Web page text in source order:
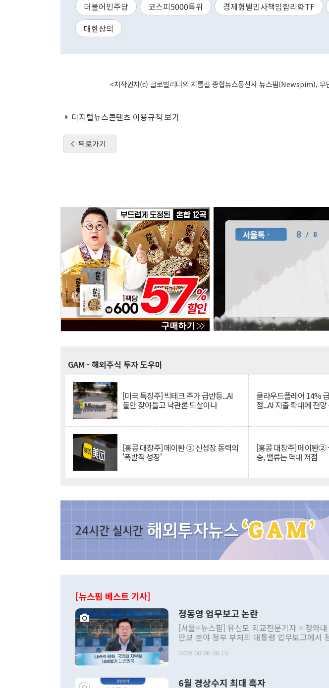
더불어민주당 코스피5000특위 경제형벌민사책임합리화TF
대한상의
<저작권자(c) 글로벌리더의 지름길 종합뉴스통신사 뉴스핌(Newspim), 무
디지털뉴스콘텐츠 이용규칙 보기
뒤로가기
GAM - 해외주식 투자 도우미
[미국 특징주] 빅테크 주가 급반등...AI
불안 잦아들고 낙관론 되살아나
클라우드플레어 14%
점...AI 지출 확대에 전
[홍콩 대장주] 메이퇀 ③ 신성장 동력의
'폭발적 성장'
[홍콩 대장주] 메이퇀②
승, 밸류는 역대 저점
[뉴스핌 베스트 기사]
정동영 업무보고 논란
[서울=뉴스핌] 유신모 외교전문기자 = 청와
안보 분야 정부 부처의 대통령 업무보고에서
발언 중에는 정부 내 조율을 거치지 않은 사안
주의적 희망에 근거한 비현실적 구상'이라는
2026-08-06 06:10
6월 경상수지 최대 흑자